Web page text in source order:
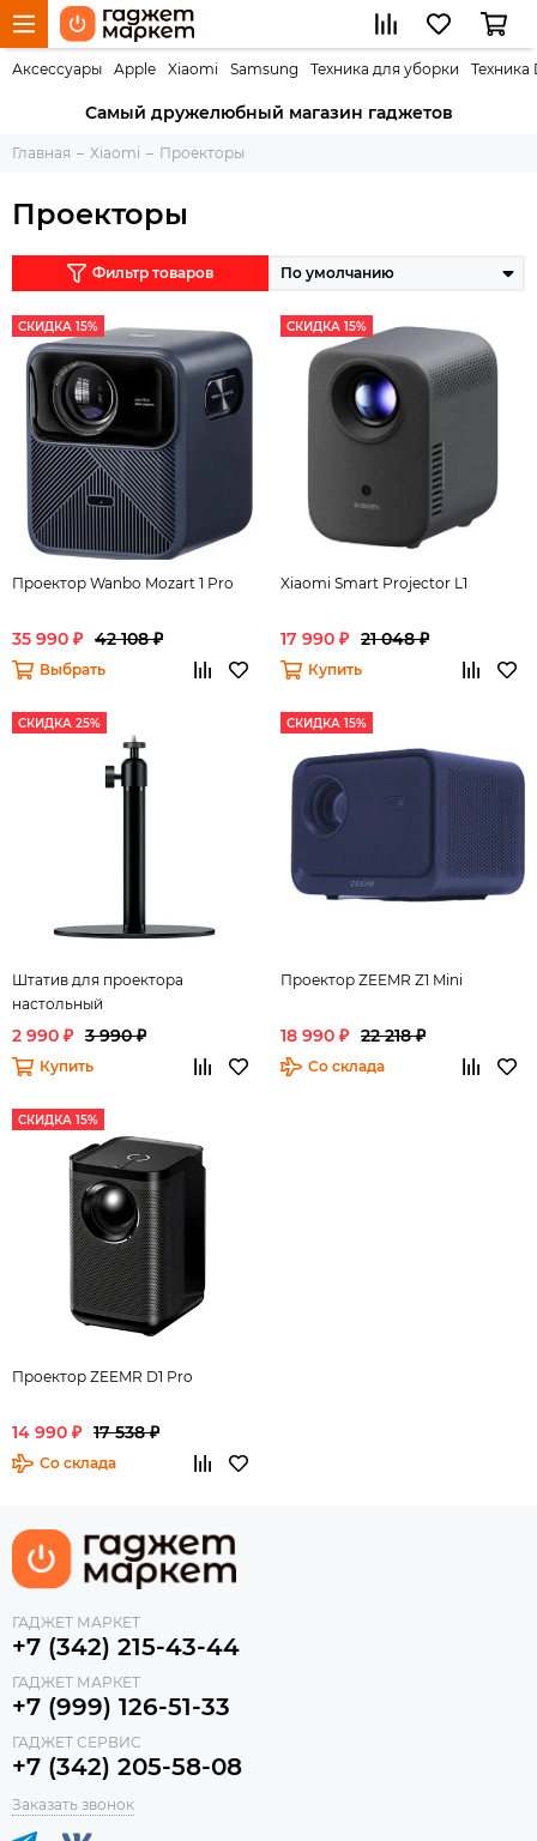
Аксессуары Apple Xiaomi Samsung Техника для уборки Техника
Самый дружелюбный магазин гаджетов
Главная Xiaomi Проекторы
Проекторы
Фильтр товаров
СКИДКА 15%
Проектор Wanbo Mozart 1 Pro
35 990 ₽ 42 108 ₽
Выбрать
СКИДКА 15%
Xiaomi Smart Projector L1
17 990 ₽ 21 048 ₽
Купить
СКИДКА 25%
Штатив для проектора
настольный
2 990 ₽ 3 990 ₽
Купить
СКИДКА 15%
Проектор ZEEMR Z1 Mini
18 990 ₽ 22 218 ₽
Со склада
СКИДКА 15%
Проектор ZEEMR D1 Pro
14 990 ₽ 17 538 ₽
Со склада
ГАДЖЕТ МАРКЕТ
+7 (342) 215-43-44
ГАДЖЕТ МАРКЕТ
+7 (999) 126-51-33
ГАДЖЕТ СЕРВИС
+7 (342) 205-58-08
Заказать звонок